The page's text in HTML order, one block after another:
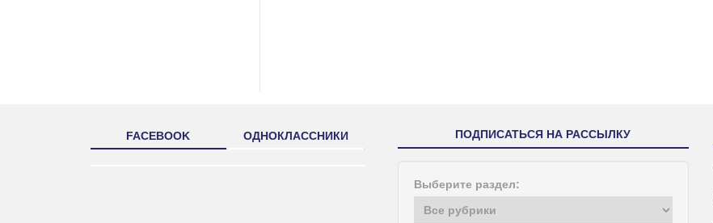
FACEBOOK ОДНОКЛАССНИКИ ПОДПИСАТЬСЯ НА РАССЫЛКУ
Выберите раздел: